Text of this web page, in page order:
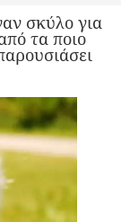
σκύλο για
τα ποιο